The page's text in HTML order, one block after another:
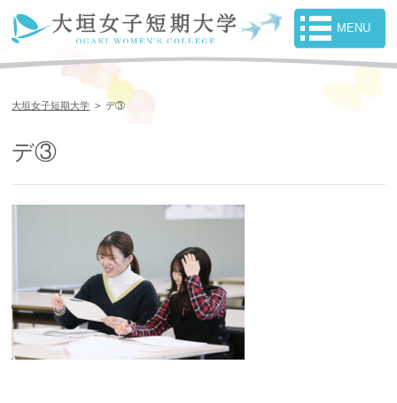
大垣女子短期大学 >デ③
デ③